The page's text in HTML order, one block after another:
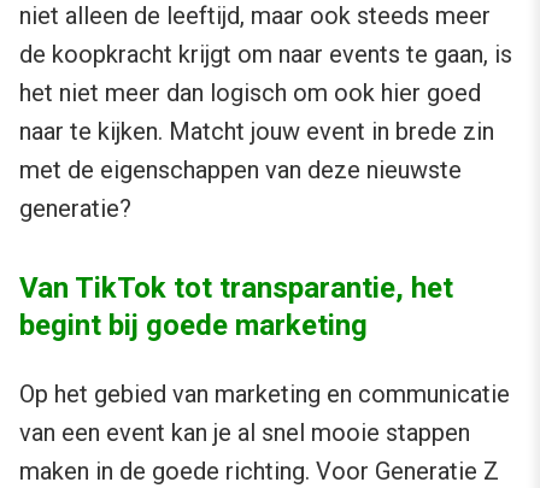
niet alleen de leeftijd, maar ook steeds meer
de koopkracht krijgt om naar events te gaan, is
het niet meer dan logisch om ook hier goed
naar te kijken. Matcht jouw event in brede zin
met de eigenschappen van deze nieuwste
generatie?
Van TikTok tot transparantie, het
begint bij goede marketing
Op het gebied van marketing en communicatie
van een event kan je al snel mooie stappen
maken in de goede richting. Voor Generatie Z